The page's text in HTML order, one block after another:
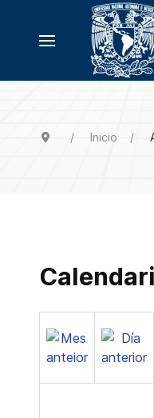
Inicio